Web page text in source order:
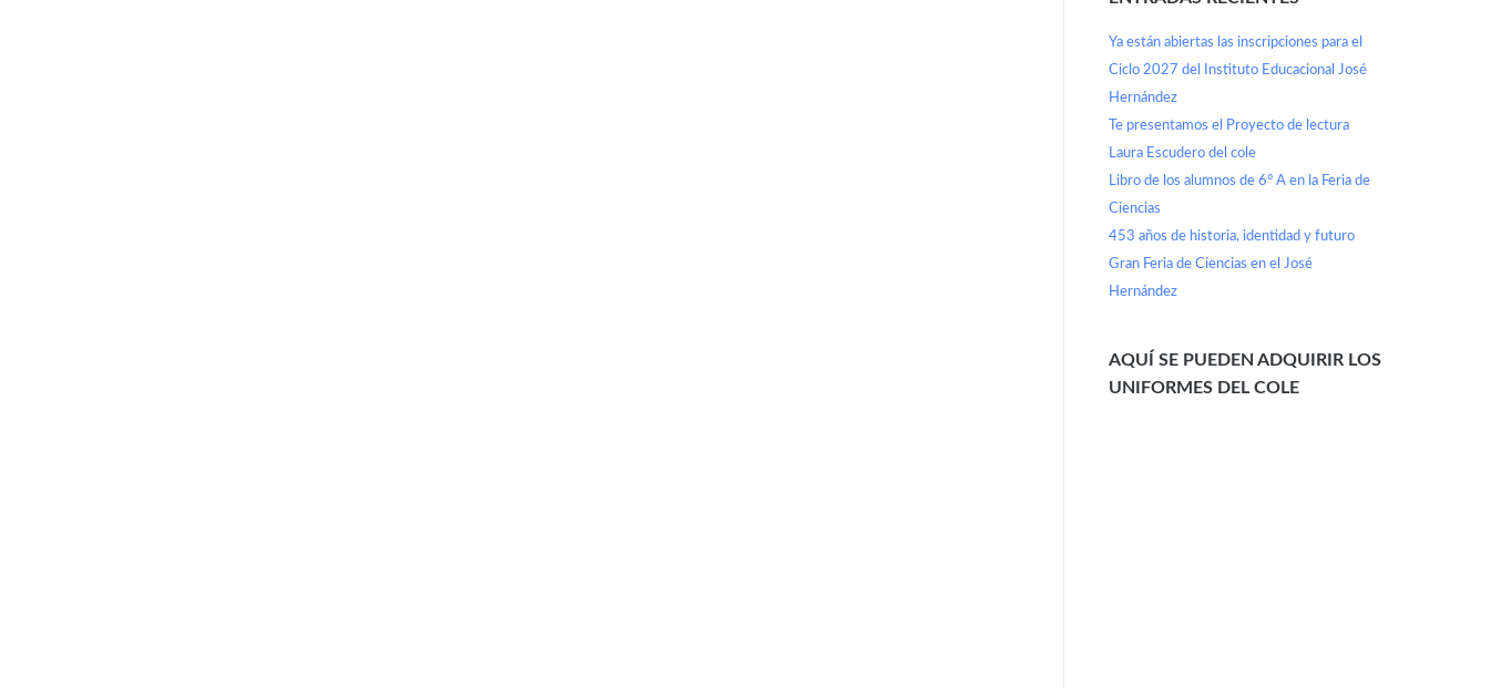
Ya están abiertas las inscripciones para el
Ciclo 2027 del Instituto Educacional José
Hernández
Te presentamos el Proyecto de lectura
Laura Escudero del cole
Libro de los alumnos de 6° A en la Feria de
Ciencias
453 años de historia, identidad y futuro
Gran Feria de Ciencias en el José
Hernández
AQUÍ SE PUEDEN ADQUIRIR LOS
UNIFORMES DEL COLE